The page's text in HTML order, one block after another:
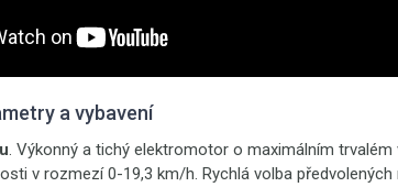
a vybavení
. Výkonný a tichý elektromotor o maximálním trvalém
v rozmezí 0-19,3 km/h. Rychlá volba